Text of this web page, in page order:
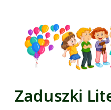
Zaduszki